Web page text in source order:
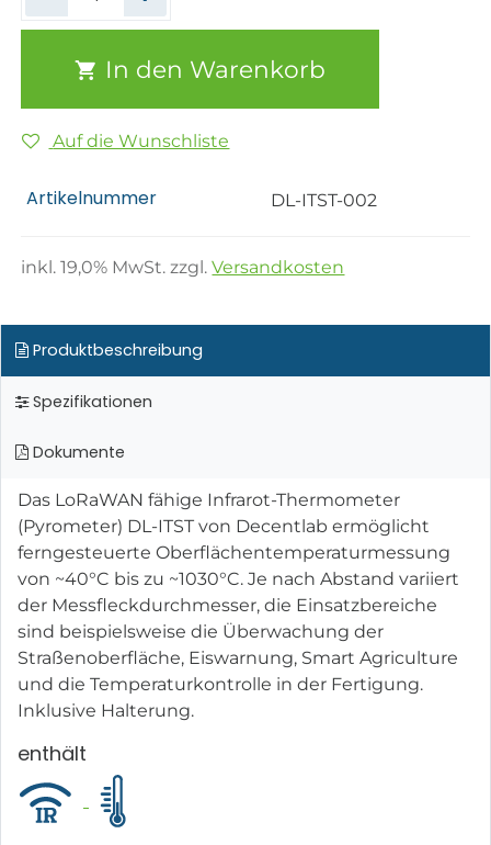
In den Warenkorb
Auf die Wunschliste
Artikelnummer DL-ITST-002
inkl.19,0% MwSt. zzgl.Versandkosten
Produktbeschreibung
Spezifikationen
Dokumente
Das LoRaWAN fähige Infrarot-Thermometer
(Pyrometer) DL-ITST von Decentlab ermöglicht
ferngesteuerte Oberflächentemperaturmessung
von ~40°C bis zu ~1030°C. Je nach Abstand variiert
der Messfleckdurchmesser, die Einsatzbereiche
sind beispielsweise die Überwachung der
Straßenoberfläche, Eiswarnung, Smart Agriculture
und die Temperaturkontrolle in der Fertigung.
Inklusive Halterung.
enthält